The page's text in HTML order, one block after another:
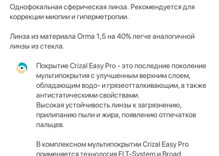
Однофокальная сферическая линза. Рекомендуется для
коррекции миопии и гиперметропии.
Линза из материала Orma 1,5 на 40% легче аналогичной
линзы из стекла.
Покрытие Crizal Easy Pro - это последние поколение
мультипокрытия с улучшенным верхним слоем,
обладающим водо- и грязеотталкивающим, а также
антистатическими свойствами.
Высокая устойчивость линзы к загрязнению,
прилипанию пыли и жира, появлению отпечатков
пальцев.
В комплексном мультипокрытии Crizal Easy Pro
применяется технология ELT-System и Broad